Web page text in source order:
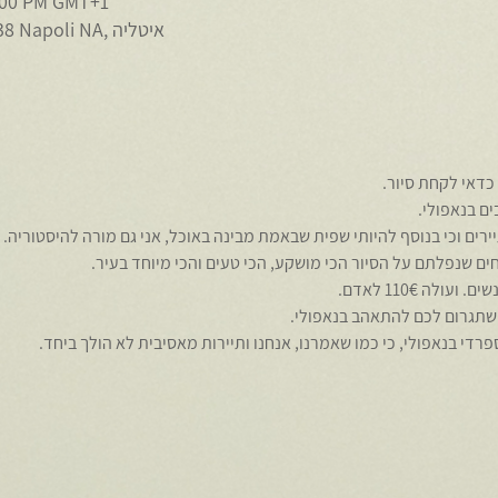
Napoli, Piazza Bellini, 80138 Napoli NA, איטליה
לקחת סיור.
בנאפולי.
וכי בנוסף להיותי שפית שבאמת מבינה באוכל, אני גם מורה להיסטוריה.
שנפלתם על הסיור הכי מושקע, הכי טעים והכי מיוחד בעיר.
לכם להתאהב בנאפולי.
בנאפולי, כי כמו שאמרנו, אנחנו ותיירות מאסיבית לא הולך ביחד.